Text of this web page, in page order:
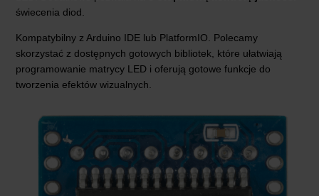
świecenia diod.
Kompatybilny z Arduino IDE lub PlatformIO. Polecamy
skorzystać z dostępnych gotowych bibliotek, które ułatwiają
programowanie matrycy LED i oferują gotowe funkcje do
tworzenia efektów wizualnych.